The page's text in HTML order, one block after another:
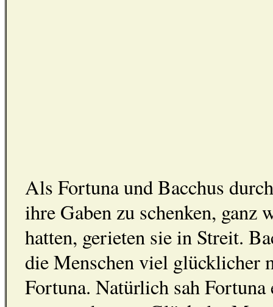
Als Fortuna und Bacchus
ihre Gaben zu schenken, ganz
hatten, gerieten sie in Streit.
die Menschen viel glücklicher
Fortuna. Natürlich sah